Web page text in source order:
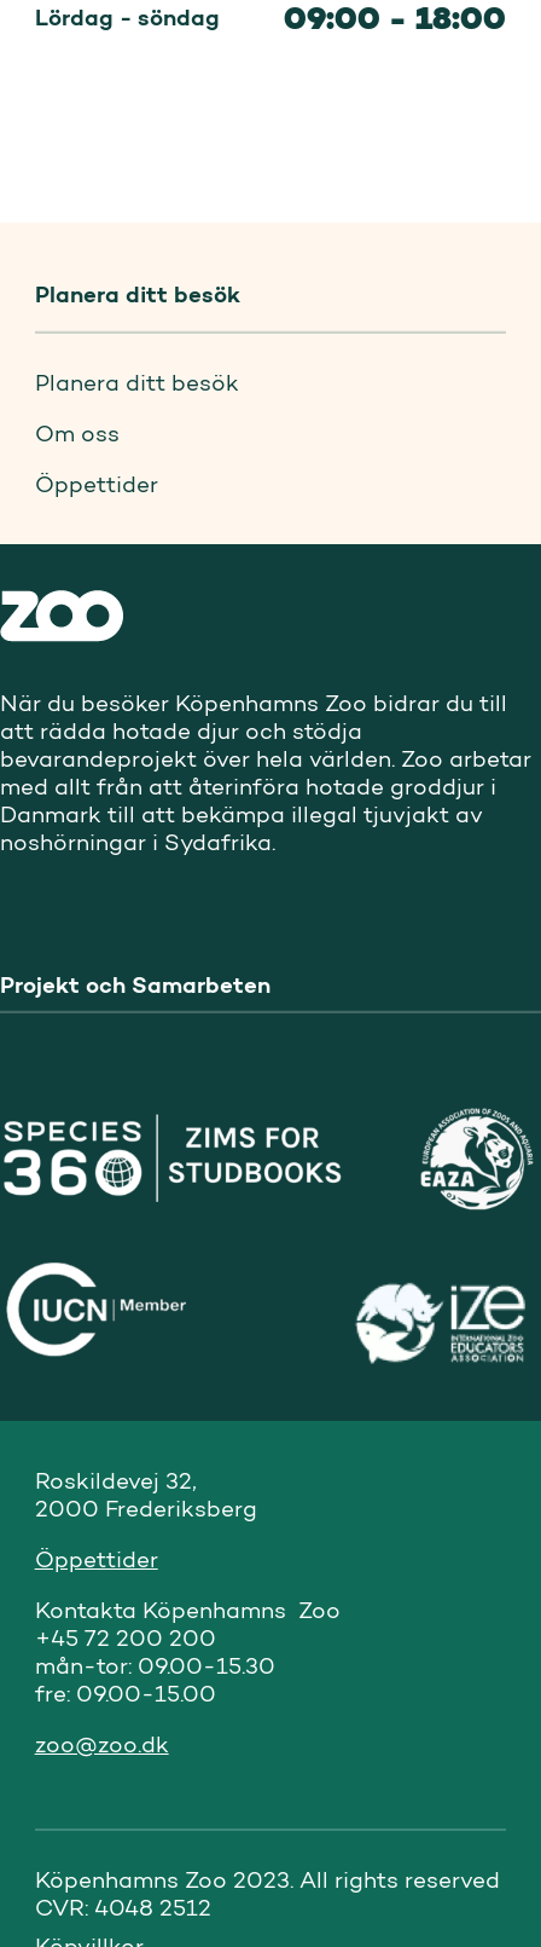
Lördag - söndag 09:00 - 18:00
Planera ditt besök
Planera ditt besök
Om oss
Öppettider
När du besöker Köpenhamns Zoo bidrar du till
att rädda hotade djur och stödja
bevarandeprojekt över hela världen. Zoo arbetar
med allt från att återinföra hotade groddjur i
Danmark till att bekämpa illegal tjuvjakt av
noshörningar i Sydafrika.
Projekt och Samarbeten
Roskildevej 32,
2000 Frederiksberg
Öppettider
Kontakta Köpenhamns  Zoo
+45 72 200 200
mån-tor: 09.00-15.30
fre: 09.00-15.00
zoo@zoo.dk
Köpenhamns Zoo 2023. All rights reserved
CVR: 4048 2512